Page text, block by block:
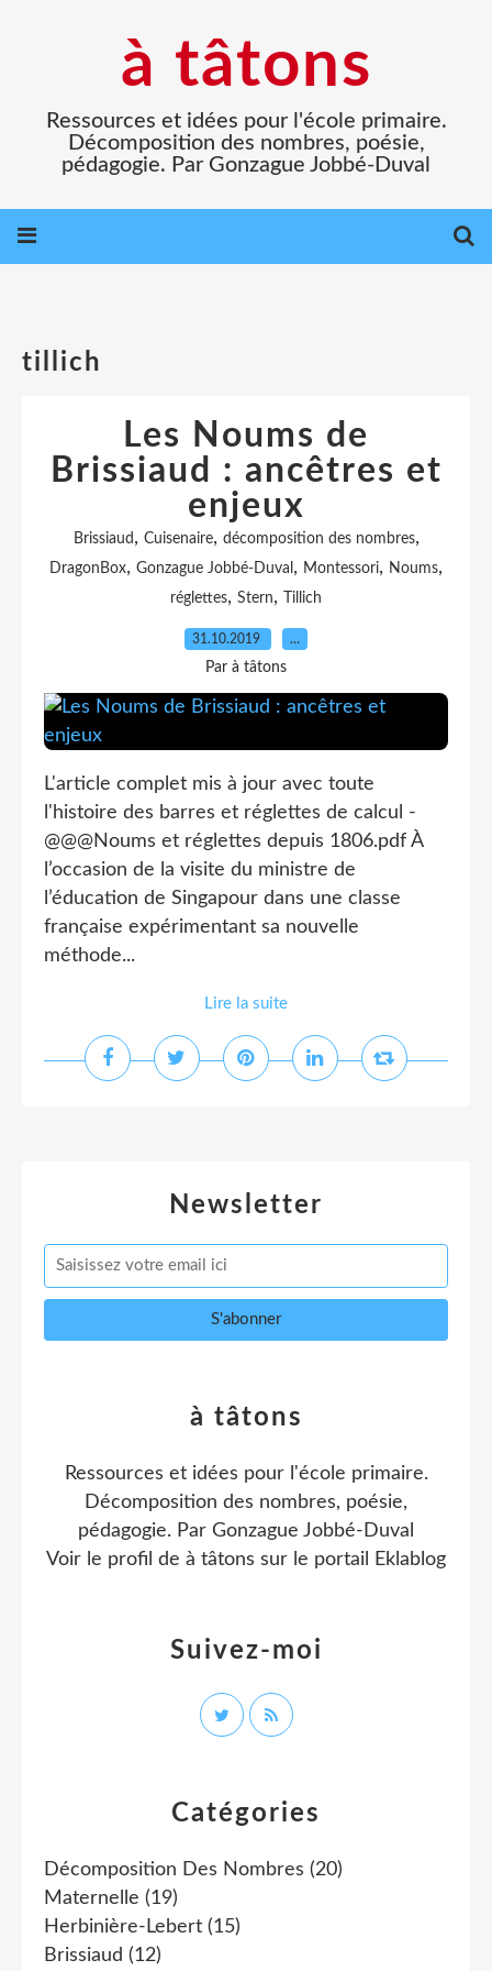
à tâtons
Ressources et idées pour l'école primaire.
Décomposition des nombres, poésie,
pédagogie. Par Gonzague Jobbé-Duval
tillich
Les Noums de
Brissiaud : ancêtres et
enjeux
Brissiaud , Cuisenaire, décomposition des nombres,
DragonBox, Gonzague Jobbé-Duval , Montessori, Noums,
réglettes, Stern, Tillich
31.10.2019 …
Par à tâtons
L'article complet mis à jour avec toute
l'histoire des barres et réglettes de calcul -
@@@Noums et réglettes depuis 1806.pdf À
l’occasion de la visite du ministre de
l’éducation de Singapour dans une classe
française expérimentant sa nouvelle
méthode...
Lire la suite
Newsletter
Catégories
Décomposition Des Nombres (20)
Maternelle (19)
Herbinière-Lebert (15)
Brissiaud (12)
à tâtons
Ressources et idées pour l'école primaire.
Décomposition des nombres, poésie,
pédagogie. Par Gonzague Jobbé-Duval
Voir le profil de à tâtons sur le portail Eklablog
Suivez-moi